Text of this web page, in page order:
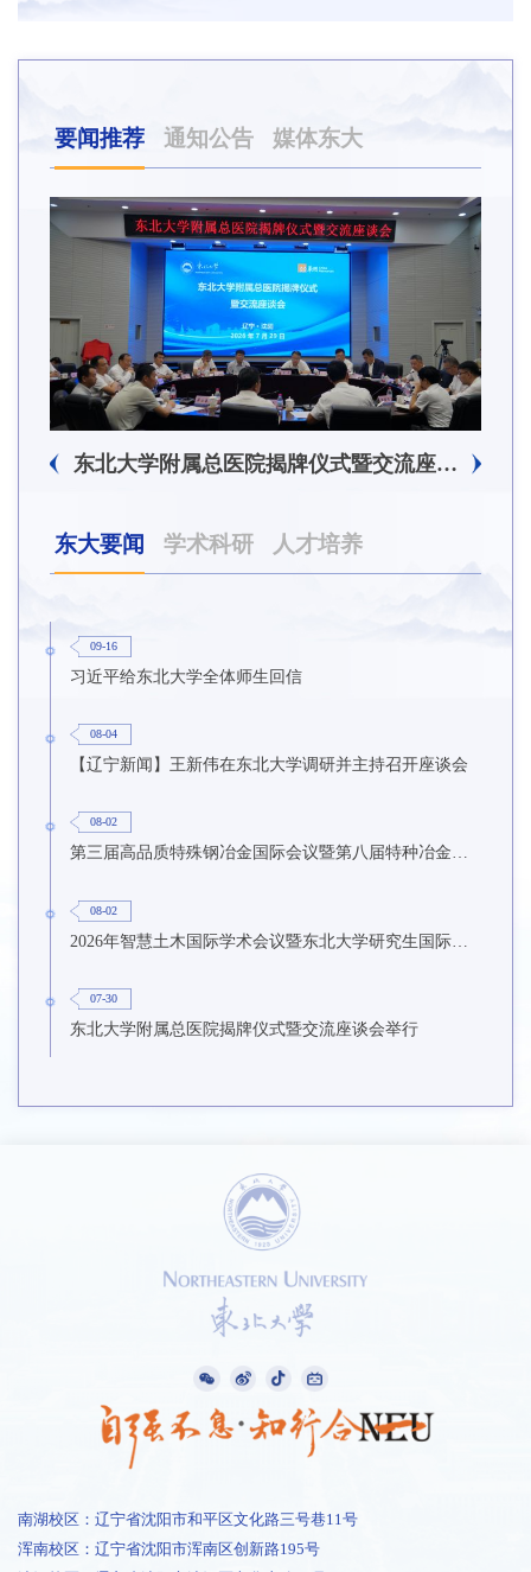
要闻推荐 通知公告 媒体东大
东北大学附属总医院揭牌仪式暨交流座谈会举行
东大要闻 学术科研 人才培养
09-16
习近平给东北大学全体师生回信
08-04
【辽宁新闻】王新伟在东北大学调研并主持召开座谈会
08-02
第三届高品质特殊钢冶金国际会议暨第八届特种冶金技术学术会议在东北大学召开
08-02
2026年智慧土木国际学术会议暨东北大学研究生国际暑期学校第九期在东北大学召开
07-30
东北大学附属总医院揭牌仪式暨交流座谈会举行
南湖校区：辽宁省沈阳市和平区文化路三号巷11号
浑南校区：辽宁省沈阳市浑南区创新路195号